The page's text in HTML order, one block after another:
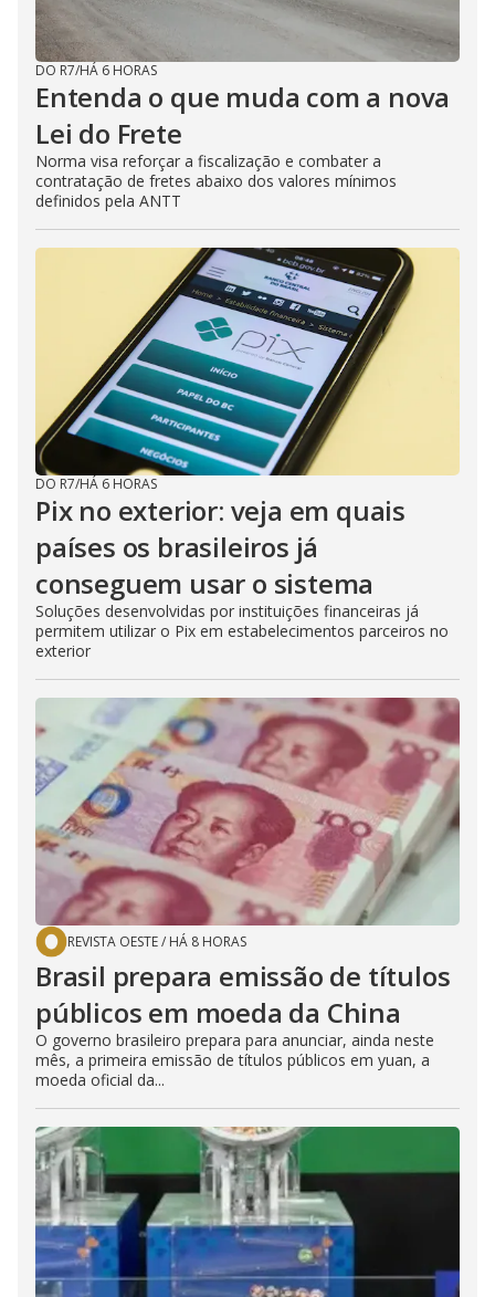
DO R7/HÁ 6 HORAS
Entenda o que muda com a nova
Lei do Frete
Norma visa reforçar a fiscalização e combater a
contratação de fretes abaixo dos valores mínimos
definidos pela ANTT
DO R7/HÁ 6 HORAS
Pix no exterior: veja em quais
países os brasileiros já
conseguem usar o sistema
Soluções desenvolvidas por instituições financeiras já
permitem utilizar o Pix em estabelecimentos parceiros no
exterior
REVISTA OESTE/ HÁ 8 HORAS
Brasil prepara emissão de títulos
públicos em moeda da China
O governo brasileiro prepara para anunciar, ainda neste
mês, a primeira emissão de títulos públicos em yuan, a
moeda oficial da...